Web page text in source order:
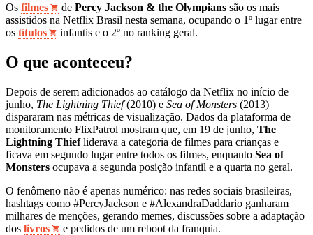
Os filmes de Percy Jackson & the Olympians são os mais
assistidos na Netflix Brasil nesta semana, ocupando o 1º lugar entre
os títulos infantis e o 2º no ranking geral.
O que aconteceu?
Depois de serem adicionados ao catálogo da Netflix no início de
junho, The Lightning Thief(2010) e Sea of Monsters (2013)
dispararam nas métricas de visualização. Dados da plataforma de
monitoramento FlixPatrol mostram que, em 19 de junho, The
Lightning Thiefliderava a categoria de filmes para crianças e
ficava em segundo lugar entre todos os filmes, enquanto Sea of
Monsters ocupava a segunda posição infantil e a quarta no geral.
O fenômeno não é apenas numérico: nas redes sociais brasileiras,
hashtags como #PercyJackson e #AlexandraDaddario ganharam
milhares de menções, gerando memes, discussões sobre a adaptação
dos livros e pedidos de um reboot da franquia.